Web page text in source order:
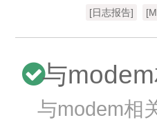
[日志报告]
与
与modem相